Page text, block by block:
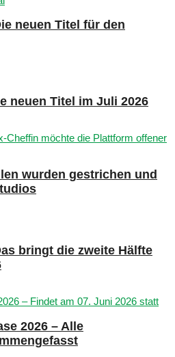
neuen Titel für den
neuen Titel im Juli 2026
wurden gestrichen und
bringt die zweite Hälfte
2026 – Alle